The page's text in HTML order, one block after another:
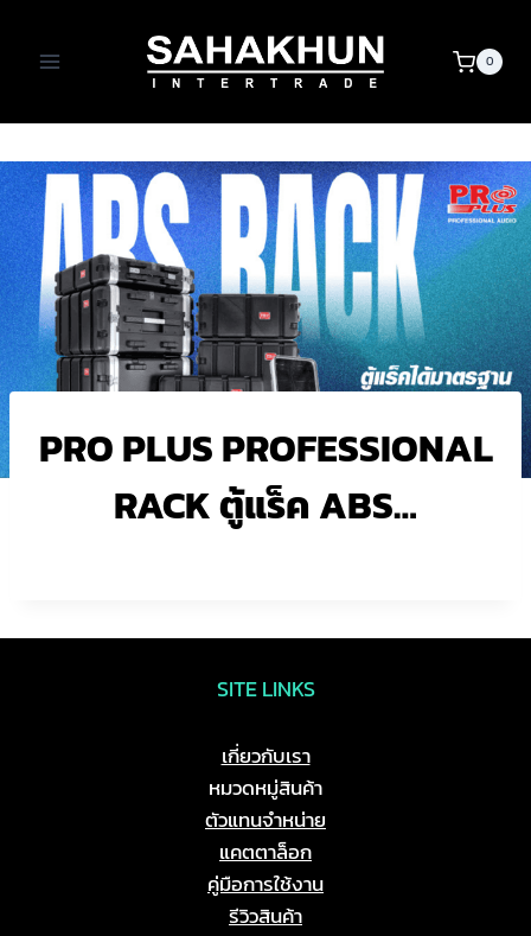
content
0
PRO PLUS PROFESSIONAL
RACK ตู้แร็ค ABS…
SITE LINKS
เกี่ยวกับเรา
หมวดหมู่สินค้า
ตัวแทนจำหน่าย
แคตตาล็อก
คู่มือการใช้งาน
รีวิวสินค้า